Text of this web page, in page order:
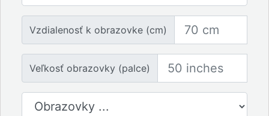
Vzdialenosť k obrazovke (cm)
Veľkosť obrazovky (palce)
Počet obrazoviek